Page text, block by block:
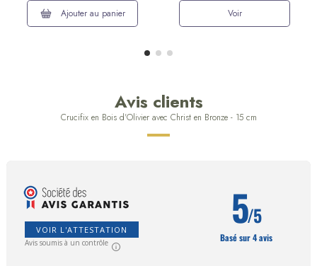
Ajouter au panier Voir
Avis clients
Crucifix en Bois d'Olivier avec Christ en Bronze - 15 cm
VOIR L'ATTESTATION
Avis soumis à un contrôle
5/5
Basé sur 4 avis